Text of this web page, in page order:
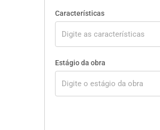
Características
Estágio da obra